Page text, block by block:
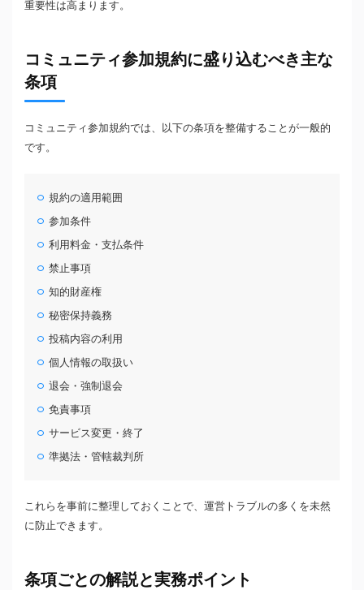
重要性は高まります。
コミュニティ参加規約に盛り込むべき主な
条項
コミュニティ参加規約では、以下の条項を整備することが一般的
です。
規約の適用範囲
参加条件
利用料金・支払条件
禁止事項
知的財産権
秘密保持義務
投稿内容の利用
個人情報の取扱い
退会・強制退会
免責事項
サービス変更・終了
準拠法・管轄裁判所
これらを事前に整理しておくことで、運営トラブルの多くを未然
に防止できます。
条項ごとの解説と実務ポイント